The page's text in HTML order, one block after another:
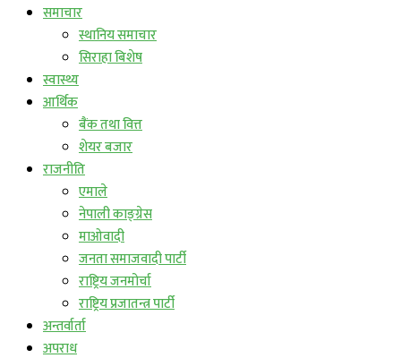
समाचार
स्थानिय समाचार
सिराहा बिशेष
स्वास्थ्य
आर्थिक
बैंक तथा वित्त
शेयर बजार
राजनीति
एमाले
नेपाली काङ्ग्रेस
माओवादी
जनता समाजवादी पार्टी
राष्ट्रिय जनमोर्चा
राष्ट्रिय प्रजातन्त्र पार्टी
अन्तर्वार्ता
अपराध